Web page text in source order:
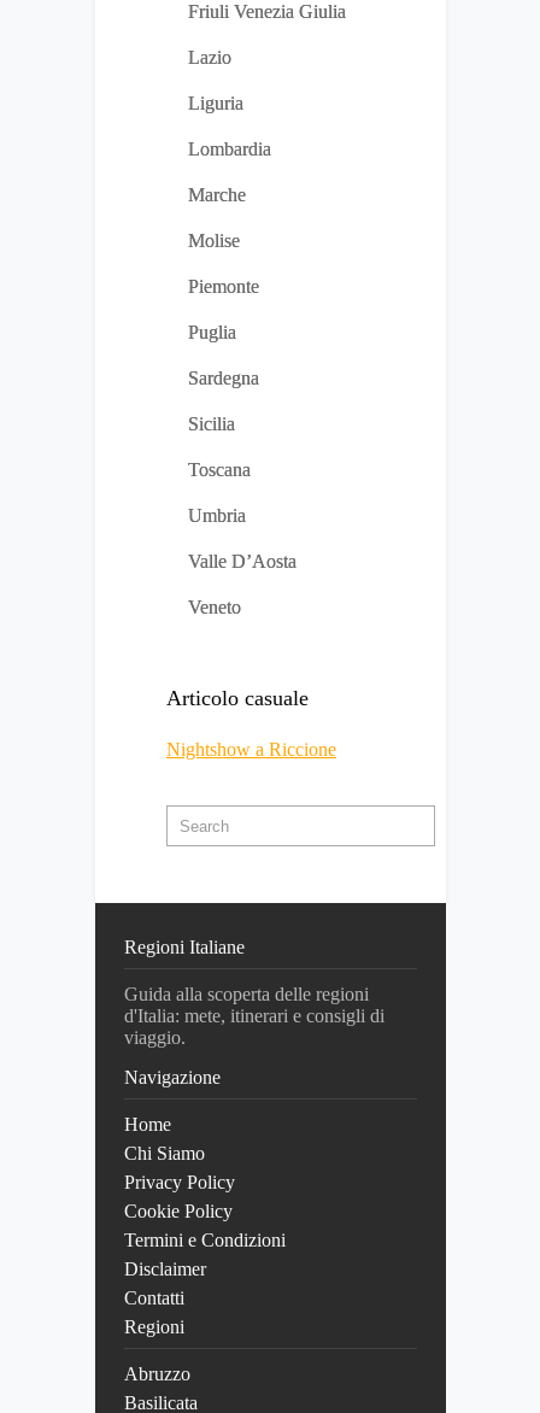
Friuli Venezia Giulia
Lazio
Liguria
Lombardia
Marche
Molise
Piemonte
Puglia
Sardegna
Sicilia
Toscana
Umbria
Valle D’Aosta
Veneto
Articolo casuale
Nightshow a Riccione
Regioni Italiane
Guida alla scoperta delle regioni
d'Italia: mete, itinerari e consigli di
viaggio.
Navigazione
Home
Chi Siamo
Privacy Policy
Cookie Policy
Termini e Condizioni
Disclaimer
Contatti
Regioni
Abruzzo
Basilicata